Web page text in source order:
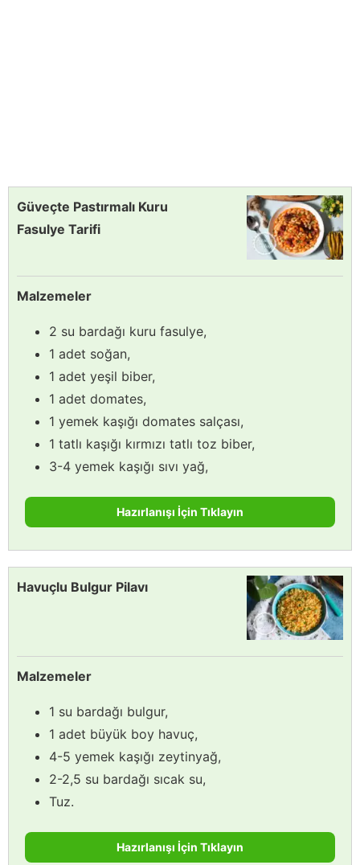
Güveçte Pastırmalı Kuru
Fasulye Tarifi
Malzemeler
2 su bardağı kuru fasulye,
1 adet soğan,
1 adet yeşil biber,
1 adet domates,
1 yemek kaşığı domates salçası,
1 tatlı kaşığı kırmızı tatlı toz biber,
3-4 yemek kaşığı sıvı yağ,
Hazırlanışı İçin Tıklayın
Havuçlu Bulgur Pilavı
Malzemeler
1 su bardağı bulgur,
1 adet büyük boy havuç,
4-5 yemek kaşığı zeytinyağ,
2-2,5 su bardağı sıcak su,
Tuz.
Hazırlanışı İçin Tıklayın